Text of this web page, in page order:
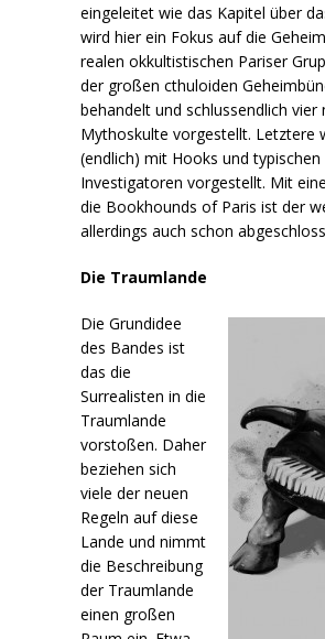
eingeleitet wie das Kapitel über
wird hier ein Fokus auf die
realen okkultistischen Pariser
der großen cthuloiden
behandelt und schlussendlich vier
Mythoskulte vorgestellt. Letztere
(endlich) mit Hooks und
Investigatoren vorgestellt. Mit
die Bookhounds of Paris ist der
allerdings auch schon
Die Traumlande
Die Grundidee
des Bandes ist
das die
Surrealisten in die
Traumlande
vorstoßen. Daher
beziehen sich
viele der neuen
Regeln auf diese
Lande und nimmt
die Beschreibung
der Traumlande
einen großen